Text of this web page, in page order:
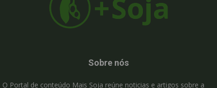
Sobre nós
O Portal de conteúdo Mais Soja reúne noticias e artigos sobre a